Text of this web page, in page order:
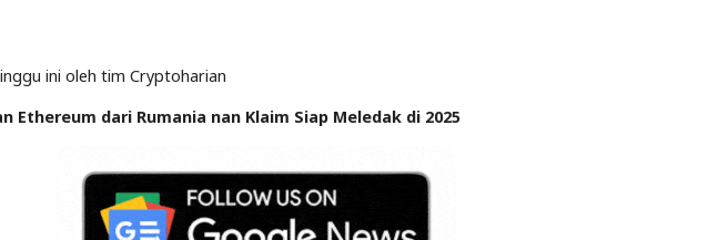
ini oleh tim Cryptoharian
Ethereum dari Rumania nan Klaim Siap Meledak di 2025